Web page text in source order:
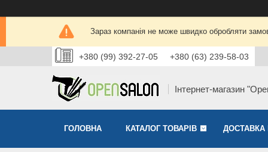
Зараз компанія не може швидко обробляти
+380 (99) 392-27-05 +380 (63) 239-58-03
Інтернет-магазин
ГОЛОВНА КАТАЛОГ ТОВАРІВ ДОСТАВКА